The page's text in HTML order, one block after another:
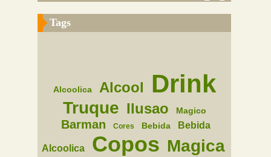
Tags
Alcoolica Alcool Drink
Truque Ilusao Magico
Barman Cores Bebida Bebida
Alcoolica Copos Magica